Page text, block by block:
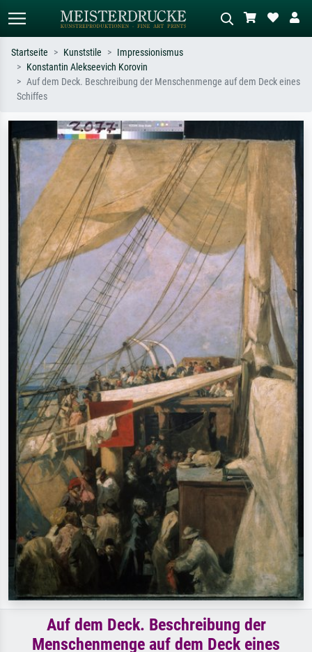
Standardsuche KI-Bildersuche
Suchen Sie nach Künstlern, Werktiteln
Sternennacht, Impressionismus, Welle
Hokusai, Akt.
Ölgemälde, Stehender Akt neben einem
Baum.
Startseite Kunststile
Impressionismus
Konstantin Alekseevich Korovin
Auf dem Deck. Beschreibung der Menschenmenge auf dem Deck eines
Schiffes
Auf dem Deck. Beschreibung der
Menschenmenge auf dem Deck eines